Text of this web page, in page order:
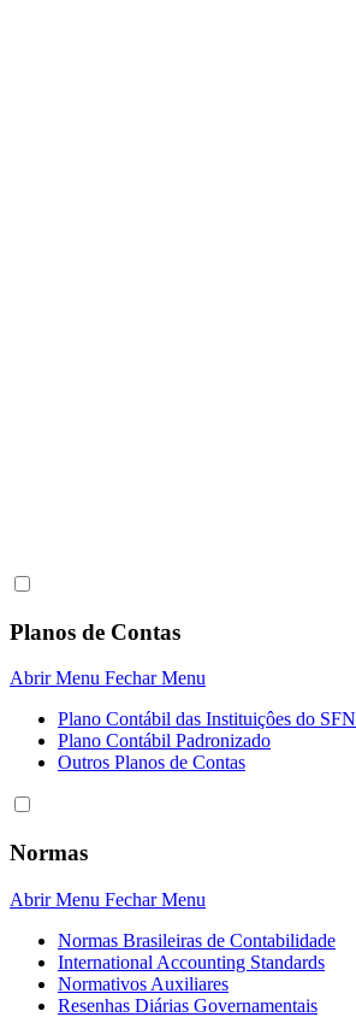
Planos de Contas
Abrir Menu Fechar Menu
Plano Contábil das Instituiçôes do SFN
Plano Contábil Padronizado
Outros Planos de Contas
Normas
Abrir Menu Fechar Menu
Normas Brasileiras de Contabilidade
International Accounting Standards
Normativos Auxiliares
Resenhas Diárias Governamentais